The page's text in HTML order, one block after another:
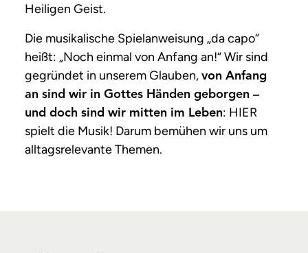
Heiligen Geist.
Die musikalische Spielanweisung „da capo“
heißt: „Noch einmal von Anfang an!“ Wir sind
gegründet in unserem Glauben, von Anfang
an sind wir in Gottes Händen geborgen –
und doch sind wir mitten im Leben: HIER
spielt die Musik! Darum bemühen wir uns um
alltagsrelevante Themen.